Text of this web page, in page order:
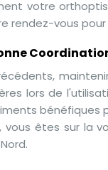
votre
rendez-vous
lors de
bénéfiques
vous êtes sur la